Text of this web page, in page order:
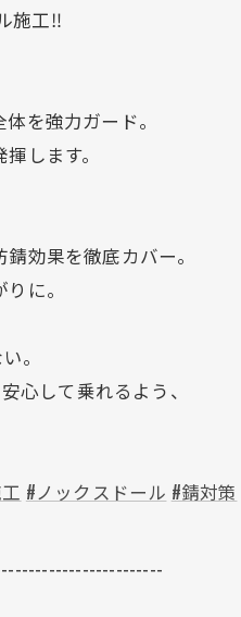
施工‼️
を強力ガード。
します。
効果を徹底カバー。
に。
。
心して乗れるよう、
#ノックスドール #錆対策